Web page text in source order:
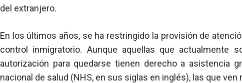
del extranjero.
En los últimos años, se ha restringido la provisión de
control inmigratorio. Aunque aquellas que actualmente
autorización para quedarse tienen derecho a asistencia
nacional de salud (NHS, en sus siglas en inglés), las que